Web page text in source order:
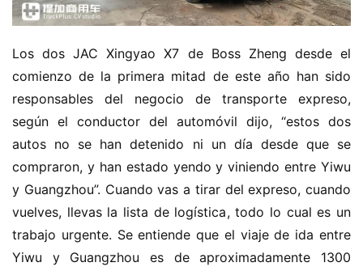
Los dos JAC Xingyao X7 de Boss Zheng desde el
comienzo de la primera mitad de este año han sido
responsables del negocio de transporte expreso,
según el conductor del automóvil dijo, “estos dos
autos no se han detenido ni un día desde que se
compraron, y han estado yendo y viniendo entre Yiwu
y Guangzhou”. Cuando vas a tirar del expreso, cuando
vuelves, llevas la lista de logística, todo lo cual es un
trabajo urgente. Se entiende que el viaje de ida entre
Yiwu y Guangzhou es de aproximadamente 1300